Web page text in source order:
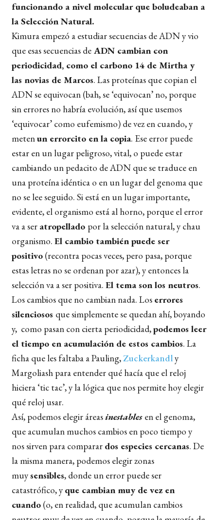
funcionando a nivel molecular que boludeaban a
la Selección Natural.
Kimura empezó a estudiar secuencias de ADN y vio
que esas secuencias de ADN cambian con
periodicidad, como el carbono 14 de Mirtha y
las novias de Marcos. Las proteínas que copian el
ADN se equivocan (bah, se ‘equivocan’ no, porque
sin errores no habría evolución, así que usemos
‘equivocar’ como eufemismo) de vez en cuando, y
metenun errorcito en la copia. Ese error puede
estar en un lugar peligroso, vital, o puede estar
cambiando un pedacito de ADN que se traduce en
una proteína idéntica o en un lugar del genoma que
no se lee seguido. Si está en un lugar importante,
evidente, el organismo está al horno, porque el error
va a ser atropellado por la selección natural, y chau
organismo. El cambio también puede ser
positivo (recontra pocas veces, pero pasa, porque
estas letras no se ordenan por azar), y entonces la
selección va a ser positiva. El tema son los neutros.
Los cambios que no cambian nada. Los errores
silenciosos que simplemente se quedan ahí, boyando
y, como pasan con cierta periodicidad,podemos leer
el tiempo en acumulación de estos cambios. La
ficha que les faltaba a Pauling,Zuckerkandly
Margoliash para entender qué hacía que el reloj
hiciera ‘tic tac’, y la lógica que nos permite hoy elegir
qué reloj usar.
Así, podemos elegir áreasinestables en el genoma,
que acumulan muchos cambios en poco tiempo y
nos sirven para comparar dos especies cercanas. De
la misma manera, podemos elegir zonas
muysensibles, donde un error puede ser
catastrófico, y que cambian muy de vez en
cuando (o, en realidad, que acumulan cambios